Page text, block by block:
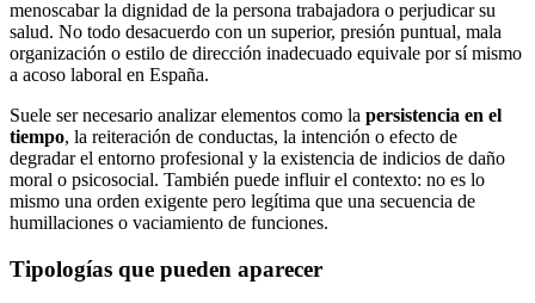
menoscabar la dignidad de la persona trabajadora o perjudicar su
salud. No todo desacuerdo con un superior, presión puntual, mala
organización o estilo de dirección inadecuado equivale por sí mismo
a acoso laboral en España.
Suele ser necesario analizar elementos como la persistencia en el
tiempo, la reiteración de conductas, la intención o efecto de
degradar el entorno profesional y la existencia de indicios de daño
moral o psicosocial. También puede influir el contexto: no es lo
mismo una orden exigente pero legítima que una secuencia de
humillaciones o vaciamiento de funciones.
Tipologías que pueden aparecer